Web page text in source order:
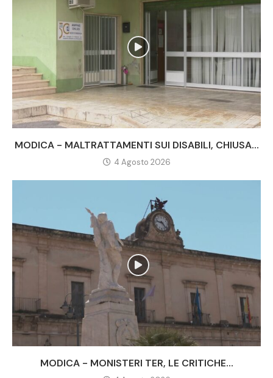
MODICA - MALTRATTAMENTI SUI DISABILI, CHIUSA...
4 Agosto 2026
MODICA - MONISTERI TER, LE CRITICHE...